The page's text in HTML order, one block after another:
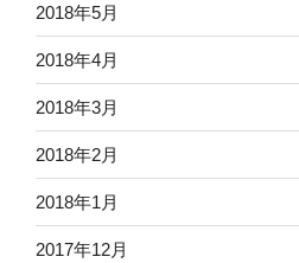
2018年5月
2018年4月
2018年3月
2018年2月
2018年1月
2017年12月